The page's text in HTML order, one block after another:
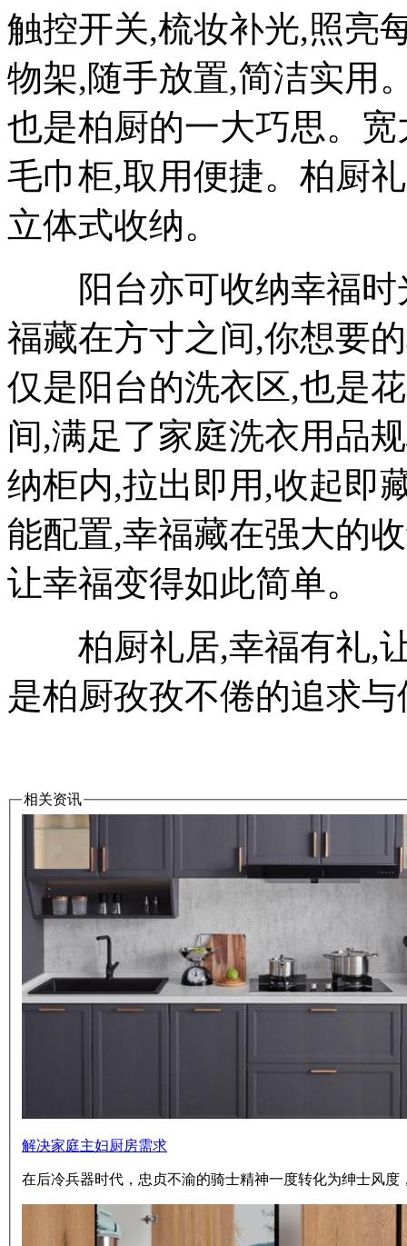
触控开关,梳妆补光,照亮
物架,随手放置,简洁实用
也是柏厨的一大巧思。
毛巾柜,取用便捷。柏厨
立体式收纳。
阳台亦可收纳幸福时
福藏在方寸之间,你想要
仅是阳台的洗衣区,也是
间,满足了家庭洗衣用品
纳柜内,拉出即用,收起即
能配置,幸福藏在强大的
让幸福变得如此简单。
柏厨礼居,幸福有礼,让
是柏厨孜孜不倦的追求与
相关资讯
解决家庭主妇厨房需求
在后冷兵器时代，忠贞不渝的骑士精神一度转化为绅士风度